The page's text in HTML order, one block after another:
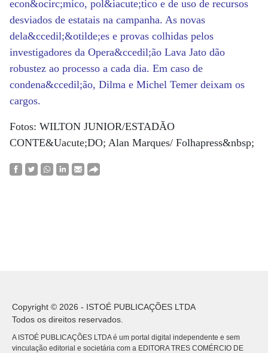
econ&ocirc;mico, pol&iacute;tico e de uso de recursos
desviados de estatais na campanha. As novas
dela&ccedil;&otilde;es e provas colhidas pelos
investigadores da Opera&ccedil;ão Lava Jato dão
robustez ao processo a cada dia. Em caso de
condena&ccedil;ão, Dilma e Michel Temer deixam os
cargos.
Fotos: WILTON JUNIOR/ESTADÃO
CONTE&Uacute;DO; Alan Marques/ Folhapress&nbsp;
Copyright © 2026 - ISTOÉ PUBLICAÇÕES LTDA
Todos os direitos reservados.
A ISTOÉ PUBLICAÇÕES LTDA é um portal digital independente e sem
vinculação editorial e societária com a EDITORA TRES COMÉRCIO DE